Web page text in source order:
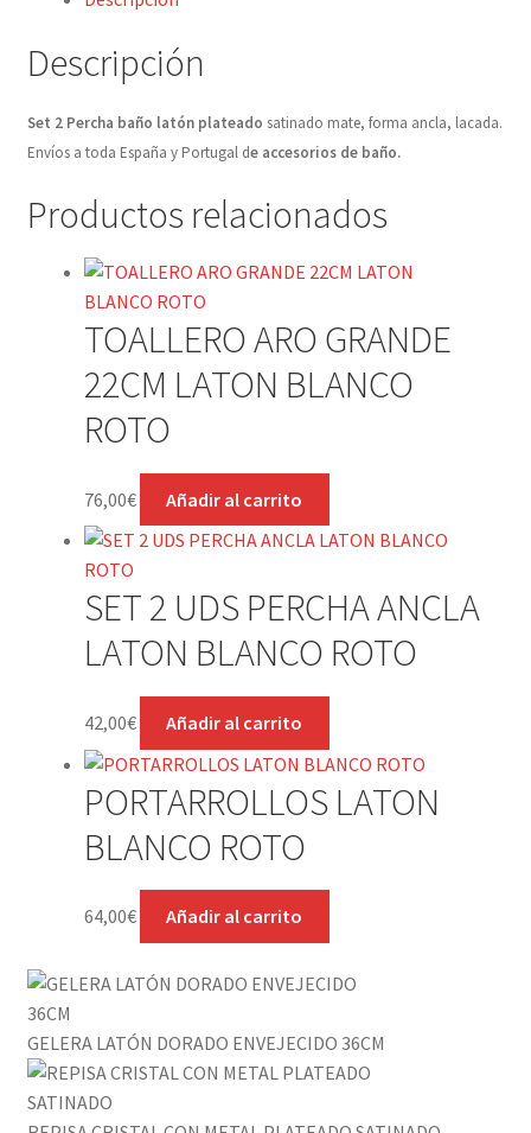
Descripción
Set 2 Percha baño latón plateado satinado mate, forma ancla, lacada.
Envíos a toda España y Portugal de accesorios de baño.
Productos relacionados
TOALLERO ARO GRANDE
22CM LATON BLANCO
ROTO
76,00€ Añadir al carrito
SET 2 UDS PERCHA ANCLA
LATON BLANCO ROTO
42,00€ Añadir al carrito
PORTARROLLOS LATON
BLANCO ROTO
64,00€ Añadir al carrito
GELERA LATÓN DORADO ENVEJECIDO 36CM